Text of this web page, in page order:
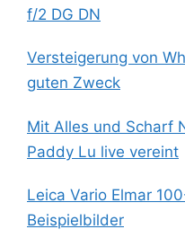
f/2 DG DN
Versteigerung von
guten Zweck
Mit Alles und Scharf
Paddy Lu live vereint
Leica Vario Elmar
Beispielbilder